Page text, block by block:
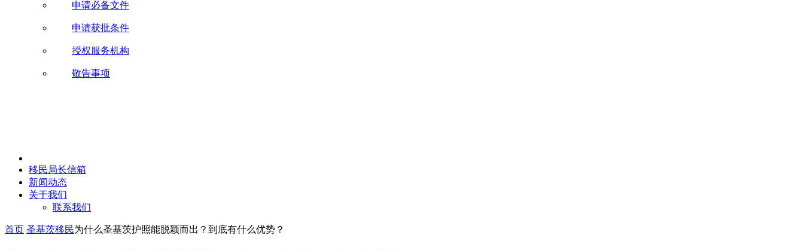
申请必备文件
申请获批条件
授权服务机构
敬告事项
移民局长信箱
新闻动态
关于我们
联系我们
首页 圣基茨移民为什么圣基茨护照能脱颖而出？到底有什么优势？